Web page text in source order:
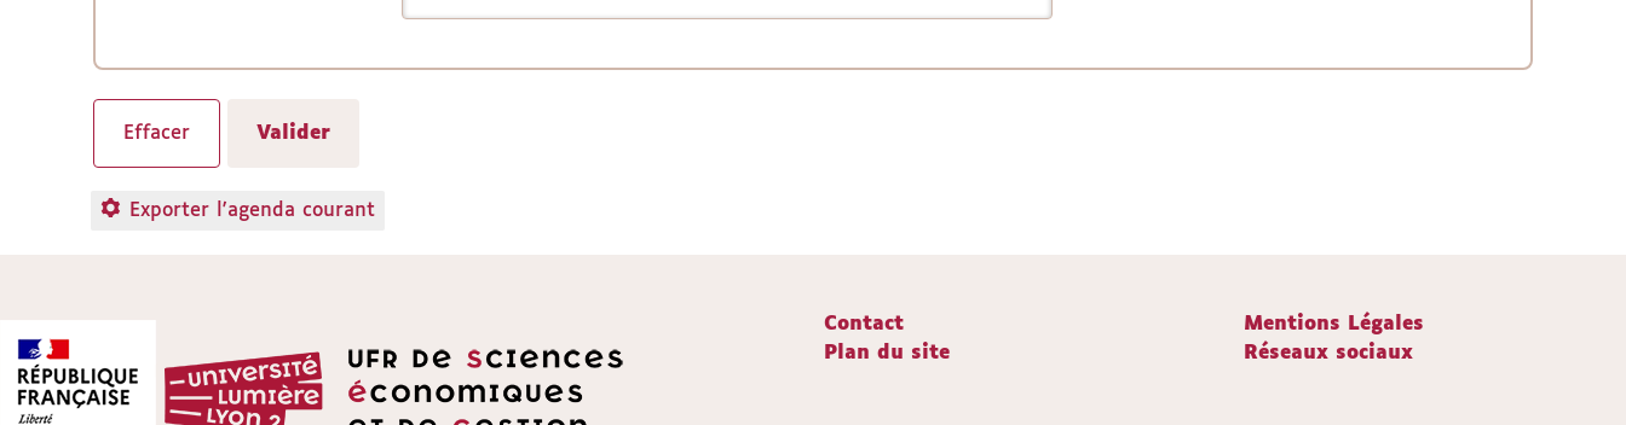
Exporter l'agenda courant
Contact
Mentions Légales
Plan du site
Réseaux sociaux